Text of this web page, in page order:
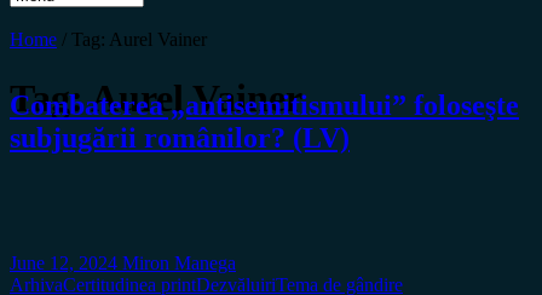
Home / Tag: Aurel Vainer
Tag:Aurel Vainer
Combaterea „antisemitismului” foloseşte
subjugării românilor? (LV)
June 12, 2024 Miron Manega
ArhivaCertitudinea printDezvăluiriTema de gândire